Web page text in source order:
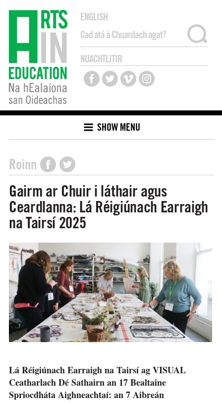
ENGLISH
NUACHTLITIR
SHOW MENU
Roinn
Gairm ar Chuir i láthair agus
Ceardlanna: Lá Réigiúnach Earraigh
na Tairsí 2025
Lá Réigiúnach Earraigh na Tairsí ag VISUAL
Ceatharlach Dé Sathairn an 17 Bealtaine
Spriocdháta Aighneachtaí: an 7 Aibreán